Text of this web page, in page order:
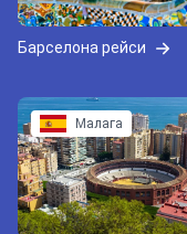
Барселона рейси
Малага